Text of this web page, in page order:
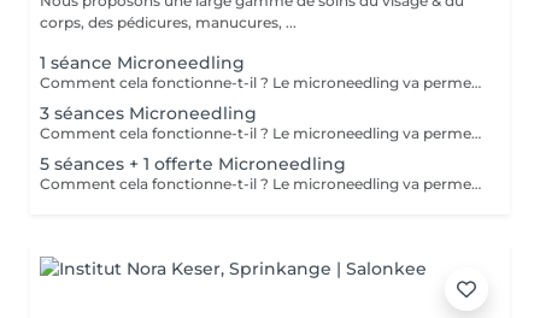
corps, des pédicures, manucures, ...
1 séance Microneedling
Comment cela fonctionne-t-il ? Le microneedling va permettre une pénétration de principes actifs boosteur dans la peau grâce à des micros aiguilles. Quels résultats ? Une peau lisse, une réduction des pores dilatés, atténuation des rides et ridules. Nous vous prions de bien vouloir respecter votre rendez-vous. En prenant rendez-vous, vous occupez une place, dont une autre personne aurait éventuellement besoin. Tout rendez-vous non annulé 24h en avance, est susceptible d'être facturé. (Si vous ne pouvez pas vous présenter à votre RDV, proposez-le éventuellement à un proche ou à un ami) Toute l'équipe de Aromas Institut vous remercie pour votre respect et votre compréhension.
3 séances Microneedling
Comment cela fonctionne-t-il ? Le microneedling va permettre une pénétration de principes actifs boosteur dans la peau grâce à des micros aiguilles. Quels résultats ? Une peau lisse, une réduction des pores dilatés, atténuation des rides et ridules. Nous vous prions de bien vouloir respecter votre rendez-vous. En prenant rendez-vous, vous occupez une place, dont une autre personne aurait éventuellement besoin. Tout rendez-vous non annulé 24h en avance, est susceptible d'être facturé. (Si vous ne pouvez pas vous présenter à votre RDV, proposez-le éventuellement à un proche ou à un ami) Toute l'équipe de Aromas Institut vous remercie pour votre respect et votre compréhension.
5 séances + 1 offerte Microneedling
Comment cela fonctionne-t-il ? Le microneedling va permettre une pénétration de principes actifs boosteur dans la peau grâce à des micros aiguilles. Quels résultats ? Une peau lisse, une réduction des pores dilatés, atténuation des rides et ridules. Nous vous prions de bien vouloir respecter votre rendez-vous. En prenant rendez-vous, vous occupez une place, dont une autre personne aurait éventuellement besoin. Tout rendez-vous non annulé 24h en avance, est susceptible d'être facturé. (Si vous ne pouvez pas vous présenter à votre RDV, proposez-le éventuellement à un proche ou à un ami) Toute l'équipe de Aromas Institut vous remercie pour votre respect et votre compréhension.